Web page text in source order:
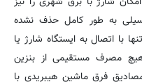
به طور کامل حذف نشده
با اتصال به ایستگاه شارژ یا
مصرف مستقیمی از بنزین
فرق ماشین هیبریدی با